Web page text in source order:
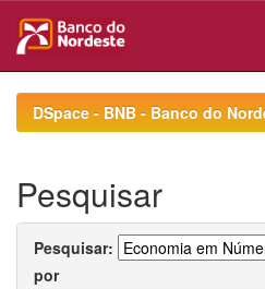
navigationDSpace - BNB - Banco do
Pesquisar
Pesquisar:
por